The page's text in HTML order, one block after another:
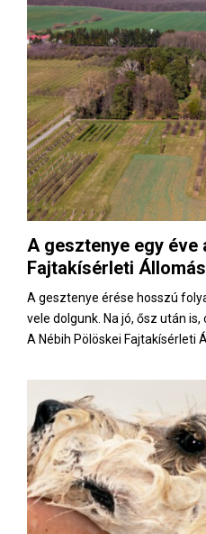
A gesztenye egy éve
Fajtakísérleti
A gesztenye érése hosszú
vele dolgunk. Na jó, ősz után
A Nébih Pölöskei Fajtakísérleti